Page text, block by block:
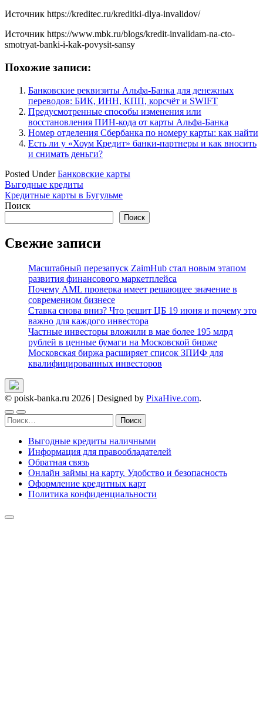
Источник https://kreditec.ru/kreditki-dlya-invalidov/
Источник https://www.mbk.ru/blogs/kredit-invalidam-na-cto-
smotryat-banki-i-kak-povysit-sansy
Похожие записи:
Банковские реквизиты Альфа-Банка для денежных
переводов: БИК, ИНН, КПП, корсчёт и SWIFT
Предусмотренные способы изменения или
восстановления ПИН-кода от карты Альфа-Банка
Номер отделения Сбербанка по номеру карты: как найти
Есть ли у «Хоум Кредит» банки-партнеры и как вносить
и снимать деньги?
Posted UnderБанковские карты
Навигация
по
Выгодные кредиты
Кредитные карты в Бугульме
Поиск
Поиск
Свежие записи
Масштабный перезапуск ZaimHub стал новым этапом
развития финансового маркетплейса
Почему AML проверка имеет решающее значение в
современном бизнесе
Ставка снова вниз? Что решит ЦБ 19 июня и почему это
важно для каждого инвестора
Частные инвесторы вложили в мае более 195 млрд
рублей в ценные бумаги на Московской бирже
Московская биржа расширяет список ЗПИФ для
квалифицированных инвесторов
© poisk-banka.ru 2026 | Designed by PixaHive.com.
Найти:
Выгодные кредиты наличными
Информация для правообладателей
Обратная связь
Онлайн займы на карту. Удобство и безопасность
Оформление кредитных карт
Политика конфиденциальности